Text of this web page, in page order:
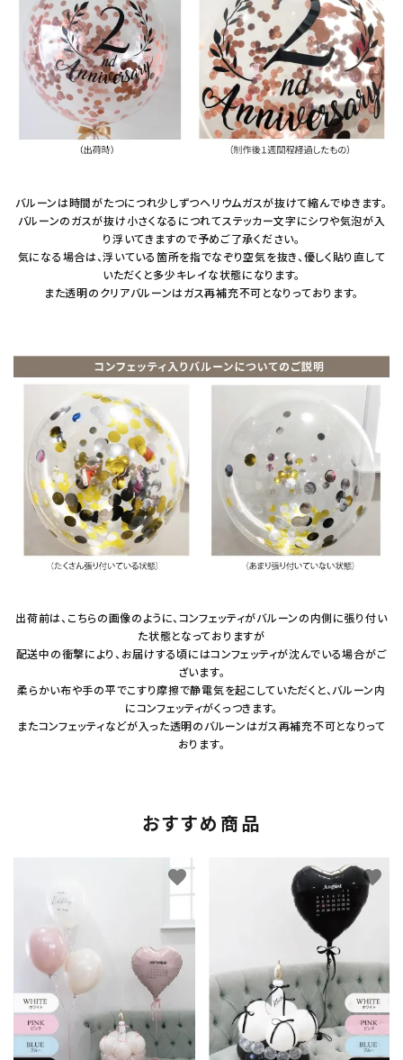
バルーンは時間がたつにつれ少しずつヘリウムガスが抜けて縮んでゆきます。
バルーンのガスが抜け小さくなるにつれてステッカー文字にシワや気泡が入
り浮いてきますので予めご了承ください。
気になる場合は、浮いている箇所を指でなぞり空気を抜き、優しく貼り直して
いただくと多少キレイな状態になります。
また透明のクリアバルーンはガス再補充不可となりっております。
出荷前は、こちらの画像のように、コンフェッティがバルーンの内側に張り付い
た状態となっておりますが
配送中の衝撃により、お届けする頃にはコンフェッティが沈んでいる場合がご
ざいます。
柔らかい布や手の平でこすり摩擦で静電気を起こしていただくと、バルーン内
にコンフェッティがくっつきます。
またコンフェッティなどが入った透明のバルーンはガス再補充不可となりって
おります。
おすすめ商品
favorite favorite